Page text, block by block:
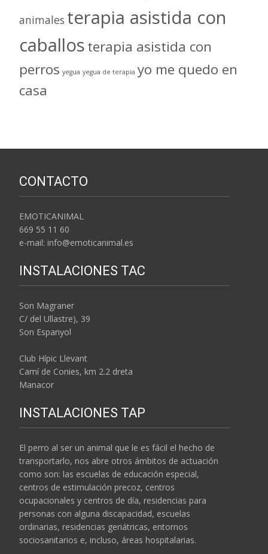
animales terapia asistida con
caballosterapia asistida con
perros yegua yegua de terapia yo me quedo en
casa
CONTACTO
EMOTICANIMAL
669 55 11 60
e-mail: info@emoticanimal.es
INSTALACIONES TAC
Son Magraner
C/ del Ullastre), 39
Son Espanyol
Club Hípic Llevant
Camí de Conies, km 2.2 dreta
Manacor
INSTALACIONES TAP
El perro al ser un animal que le es fácil el hecho de
transportarlo, nos abre otros ámbitos de actuación
como son: las escuelas de educación especial,
centros de estimulación precoz, centros
ocupacionales y centros de día, residencias para
personas con alguna discapacidad, escuelas
ordinarias, residencias geriátricas, entornos
sociosanitarios e, incluso, áreas hospitalarias.